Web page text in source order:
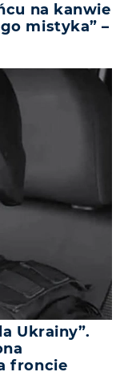
na kanwie
mistyka” –
Ukrainy”.
froncie